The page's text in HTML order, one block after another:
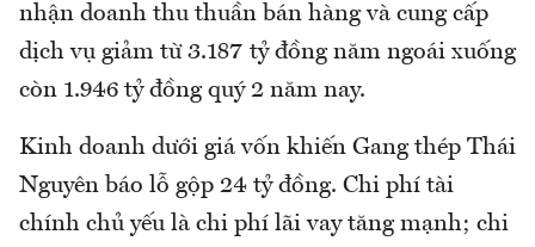
nhận doanh thu thuần bán hàng và cung cấp
dịch vụ giảm từ 3.187 tỷ đồng năm ngoái xuống
còn 1.946 tỷ đồng quý 2 năm nay.
Kinh doanh dưới giá vốn khiến Gang thép Thái
Nguyên báo lỗ gộp 24 tỷ đồng. Chi phí tài
chính chủ yếu là chi phí lãi vay tăng mạnh; chi